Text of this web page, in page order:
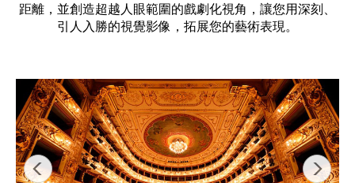
距離，並創造超越人眼範圍的戲劇化視角，讓您用深刻、
引人入勝的視覺影像，拓展您的藝術表現。